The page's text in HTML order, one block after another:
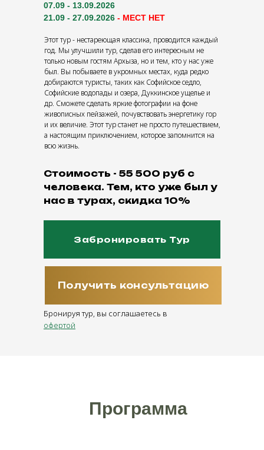
Забронировать Тур
Получить консультацию
Стоимость - 55 500 руб с
человека. Тем, кто уже был у
нас в турах, скидка 10%
Этот тур - нестареющая классика, проводится каждый
год. Мы улучшили тур, сделав его интересным не
только новым гостям Архыза, но и тем, кто у нас уже
был. Вы побываете в укромных местах, куда редко
добираются туристы, таких как Софийское седло,
Софийские водопады и озера, Дуккинское ущелье и
др. Сможете сделать яркие фотографии на фоне
живописных пейзажей, почувствовать энергетику гор
и их величие. Этот тур станет не просто путешествием,
а настоящим приключением, которое запомнится на
всю жизнь.
07.09 - 13.09.2026
21.09 - 27.09.2026 - МЕСТ НЕТ
Бронируя тур, вы соглашаетесь в
офертой
Программа